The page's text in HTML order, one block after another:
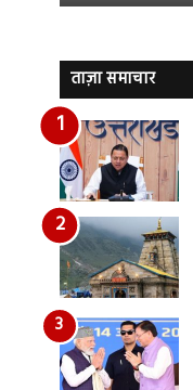
जारी,
ताज़ा समाचार